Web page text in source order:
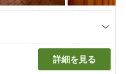
詳細を見る